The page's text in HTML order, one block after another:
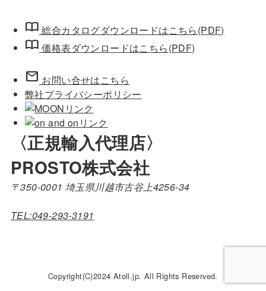
import_contacts 総合カタログダウンロードはこちら(PDF)
import_contacts 価格表ダウンロードはこちら(PDF)
mail お問い合せはこちら
弊社プライバシーポリシー
〈正規輸入代理店〉
PROSTO株式会社
〒350-0001 埼玉県川越市古谷上4256-34
TEL:049-293-3191
Copyright(C)2024 Atoll.jp. All Rights Reserved.